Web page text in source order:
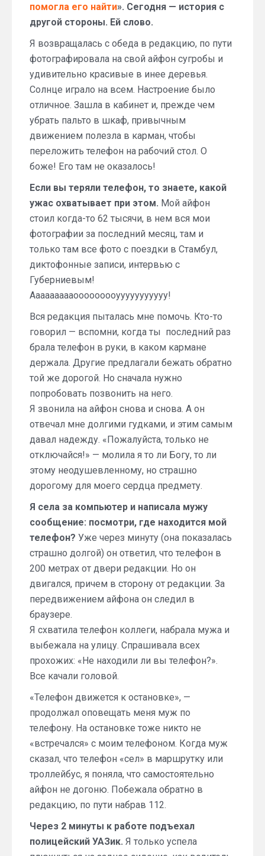
помогла его найти». Сегодня — история с
другой стороны. Ей слово.
Я возвращалась с обеда в редакцию, по пути
фотографировала на свой айфон сугробы и
удивительно красивые в инее деревья.
Солнце играло на всем. Настроение было
отличное. Зашла в кабинет и, прежде чем
убрать пальто в шкаф, привычным
движением полезла в карман, чтобы
переложить телефон на рабочий стол. О
боже! Его там не оказалось!
Если вы теряли телефон, то знаете, какой
ужас охватывает при этом. Мой айфон
стоил когда-то 62 тысячи, в нем вся мои
фотографии за последний месяц, там и
только там все фото с поездки в Стамбул,
диктофонные записи, интервью с
Губерниевым!
Аааааааааооооооооууууууууууу!
Вся редакция пыталась мне помочь. Кто-то
говорил — вспомни, когда ты последний раз
брала телефон в руки, в каком кармане
держала. Другие предлагали бежать обратно
той же дорогой. Но сначала нужно
попробовать позвонить на него.
Я звонила на айфон снова и снова. А он
отвечал мне долгими гудками, и этим самым
давал надежду. «Пожалуйста, только не
отключайся!» — молила я то ли Богу, то ли
этому неодушевленному, но страшно
дорогому для моего сердца предмету.
Я села за компьютер и написала мужу
сообщение: посмотри, где находится мой
телефон? Уже через минуту (она показалась
страшно долгой) он ответил, что телефон в
200 метрах от двери редакции. Но он
двигался, причем в сторону от редакции. За
передвижением айфона он следил в
браузере.
Я схватила телефон коллеги, набрала мужа и
выбежала на улицу. Спрашивала всех
прохожих: «Не находили ли вы телефон?».
Все качали головой.
«Телефон движется к остановке», —
продолжал оповещать меня муж по
телефону. На остановке тоже никто не
«встречался» с моим телефоном. Когда муж
сказал, что телефон «сел» в маршрутку или
троллейбус, я поняла, что самостоятельно
айфон не догоню. Побежала обратно в
редакцию, по пути набрав 112.
Через 2 минуты к работе подъехал
полицейский УАЗик. Я только успела